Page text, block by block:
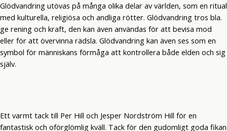
Glödvandring utövas på många olika delar av världen, som en ritual
med kulturella, religiösa och andliga rötter. Glödvandring tros bla.
ge rening och kraft, den kan även användas för att bevisa mod
eller för att övervinna rädsla. Glödvandring kan även ses som en
symbol för människans förmåga att kontrollera både elden och sig
själv.
Ett varmt tack till Per Hill och Jesper Nordström Hill för en
fantastisk och oförglömlig kväll. Tack för den gudomligt goda fikan